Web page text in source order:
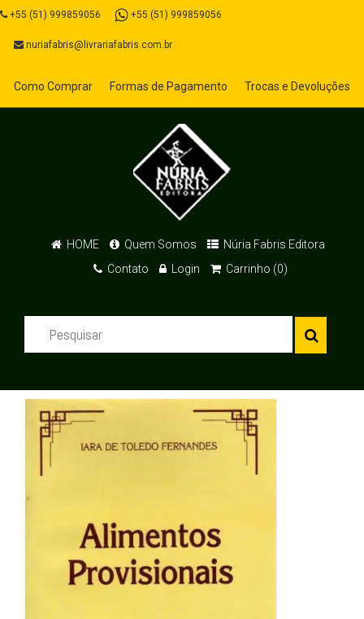
+55 (51) 999859056 +55 (51) 999859056
nuriafabris@livrariafabris.com.br
Como Comprar Formas de Pagamento Trocas e Devoluções
HOME Quem Somos
Núria Fabris Editora
Contato
Login Carrinho (0)